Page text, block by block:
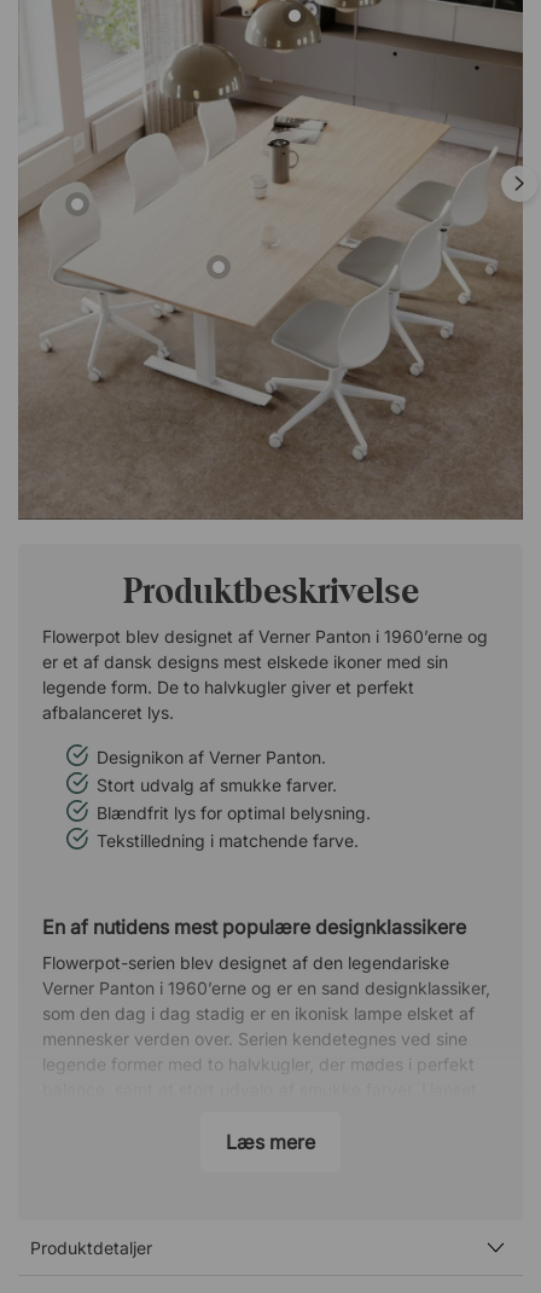
Produktbeskrivelse
Flowerpot blev designet af Verner Panton i 1960’erne og
er et af dansk designs mest elskede ikoner med sin
legende form. De to halvkugler giver et perfekt
afbalanceret lys.
Designikon af Verner Panton.
Stort udvalg af smukke farver.
Blændfrit lys for optimal belysning.
Tekstilledning i matchende farve.
En af nutidens mest populære designklassikere
Flowerpot-serien blev designet af den legendariske
Verner Panton i 1960’erne og er en sand designklassiker,
som den dag i dag stadig er en ikonisk lampe elsket af
mennesker verden over. Serien kendetegnes ved sine
legende former med to halvkugler, der mødes i perfekt
giver lampen altid et tidløst udtryk, der passer ind i
Verner Panton, født 1926 i København, var en dansk
Læs mere
Produktdetaljer